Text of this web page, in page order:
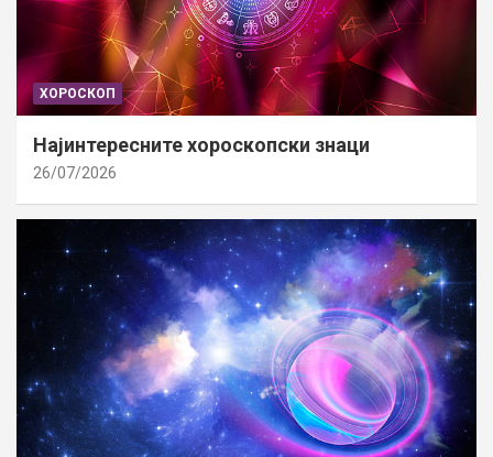
ХОРОСКОП
Најинтересните хороскопски знаци
26/07/2026